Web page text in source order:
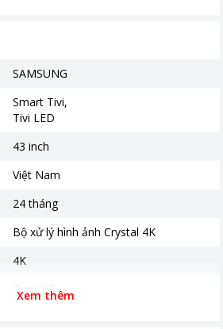
SAMSUNG
Smart Tivi
Tivi LED
43 inch
Việt Nam
24 tháng
Bộ xử lý hình ảnh Crystal 4K
4K
TizenOS
Xem thêm